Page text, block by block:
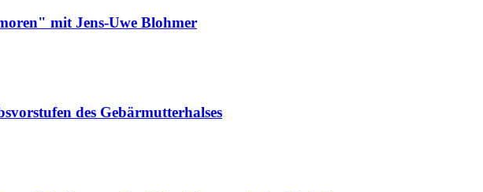
mit Jens-Uwe Blohmer
des Gebärmutterhalses